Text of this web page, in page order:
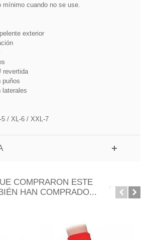
cuando no se use.
exterior
revertida
puños
laterales
/ XL-6 / XXL-7
COMPRARON ESTE
HAN COMPRADO...